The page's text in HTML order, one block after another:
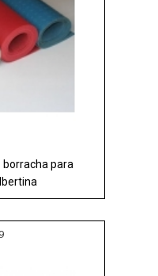
para